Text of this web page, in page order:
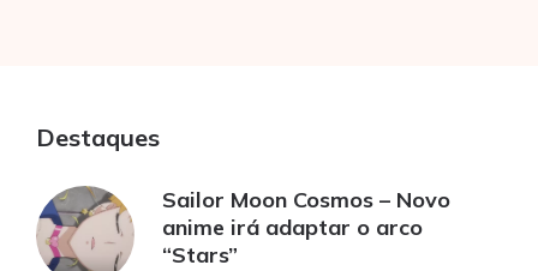
Destaques
Sailor Moon Cosmos – Novo
anime irá adaptar o arco
“Stars”